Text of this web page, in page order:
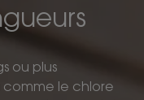
ou plus
comme le chlore